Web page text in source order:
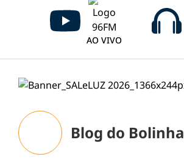
AO VIVO
Blog do Bolinha